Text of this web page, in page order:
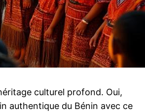
culturel profond. Oui,
authentique du Bénin avec ce